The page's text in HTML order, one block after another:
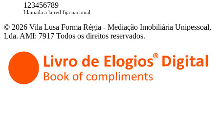
123456789
Llamada a la red fija nacional
© 2026 Vila Lusa Forma Régia - Mediação Imobiliária Unipessoal,
Lda. AMI: 7917 Todos os direitos reservados.